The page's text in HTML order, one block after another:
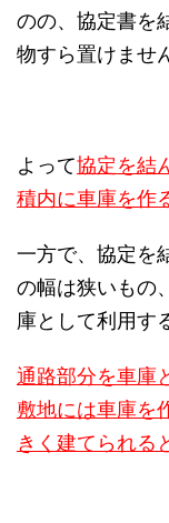
のの、協定書を
物すら置けませ
よって協定を結
積内に車庫を作
一方で、協定を
の幅は狭いもの
庫として利用す
通路部分を車庫
敷地には車庫を
きく建てられる